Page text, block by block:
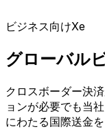
ビジネス向けXe
グローバル
クロスボーダー決
ョンが必要でも当
にわたる国際送金